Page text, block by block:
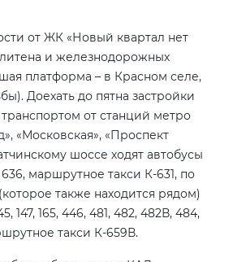
от ЖК «Новый квартал нет
и железнодорожных
платформа – в Красном селе,
Доехать до пятна застройки
от станций метро
«Московская», «Проспект
шоссе ходят автобусы
маршрутное такси К-631, по
также находится рядом)
147, 165, 446, 481, 482, 482В, 484,
такси К-659В.